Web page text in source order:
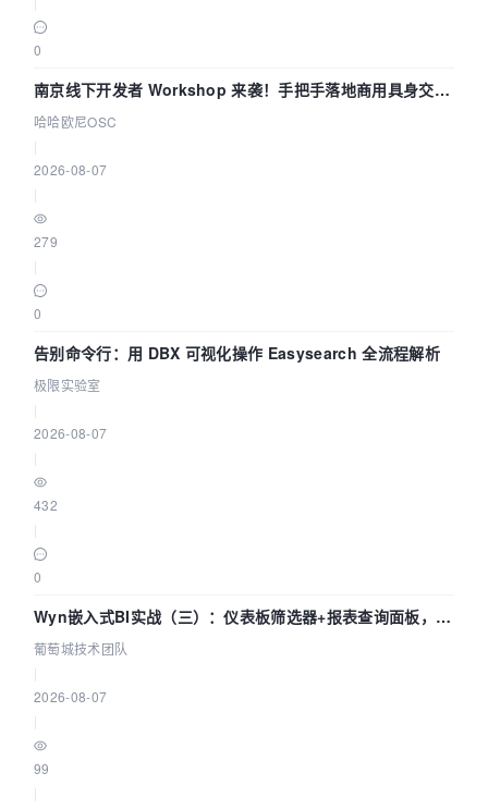
0
南京线下开发者 Workshop 来袭！手把手落地商用具身交互
智能 Agent 应用
哈哈欧尼OSC
2026-08-07
279
0
告别命令行：用 DBX 可视化操作 Easysearch 全流程解析
极限实验室
2026-08-07
432
0
Wyn嵌入式BI实战（三）：仪表板筛选器+报表查询面板，参
数联动全闭环
葡萄城技术团队
2026-08-07
99